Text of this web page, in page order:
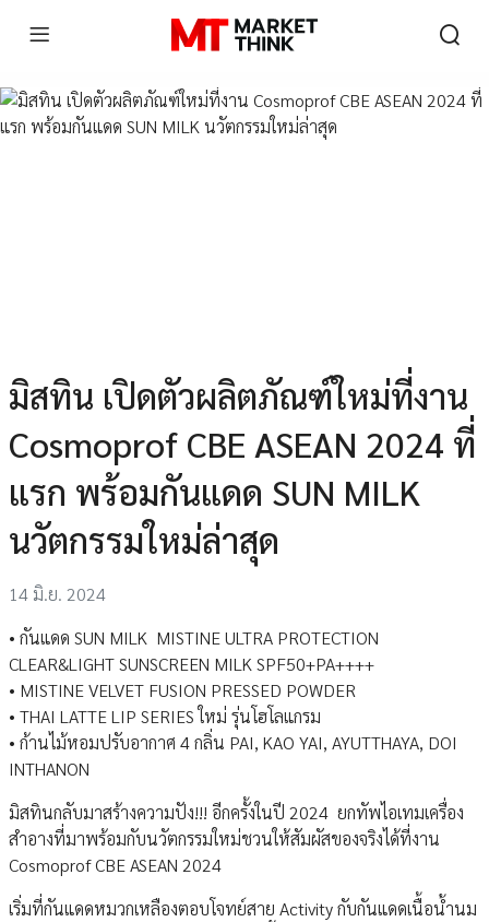
มิสทิน เปิดตัวผลิตภัณฑ์ใหม่ที่งาน
Cosmoprof CBE ASEAN 2024 ที่
แรก พร้อมกันแดด SUN MILK
นวัตกรรมใหม่ล่าสุด
14 มิ.ย. 2024
• กันแดด SUN MILK MISTINE ULTRA PROTECTION
CLEAR&LIGHT SUNSCREEN MILK SPF50+PA++++
• MISTINE VELVET FUSION PRESSED POWDER
• THAI LATTE LIP SERIES ใหม่ รุ่นโฮโลแกรม
• ก้านไม้หอมปรับอากาศ 4 กลิ่น PAI, KAO YAI, AYUTTHAYA, DOI
INTHANON
มิสทินกลับมาสร้างความปัง!!! อีกครั้งในปี 2024 ยกทัพไอเทมเครื่อง
สำอางที่มาพร้อมกับนวัตกรรมใหม่ชวนให้สัมผัสของจริงได้ที่งาน
Cosmoprof CBE ASEAN 2024
เริ่มที่กันแดดหมวกเหลืองตอบโจทย์สาย Activity กับกันแดดเนื้อน้ำนม